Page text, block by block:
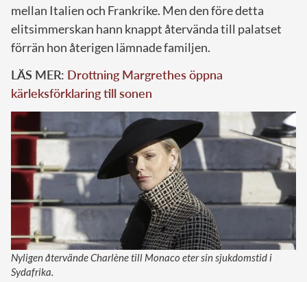
mellan Italien och Frankrike. Men den före detta
elitsimmerskan hann knappt återvända till palatset
förrän hon återigen lämnade familjen.
LÄS MER: Drottning Margrethes öppna
kärleksförklaring till sonen
Nyligen återvände Charlène till Monaco eter sin sjukdomstid i
Sydafrika.